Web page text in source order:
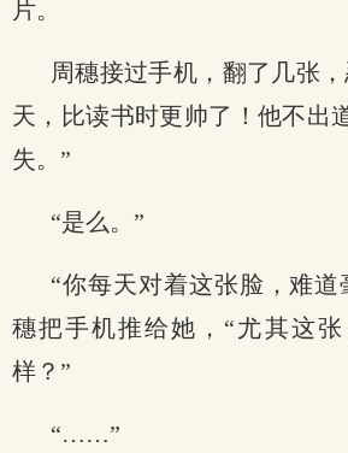
片。
周穗接过手机，翻了几张
天，比读书时更帅了！他不出
失。”
“是么。”
“你每天对着这张脸，难道
穗把手机推给她，“尤其这
样？”
“……”